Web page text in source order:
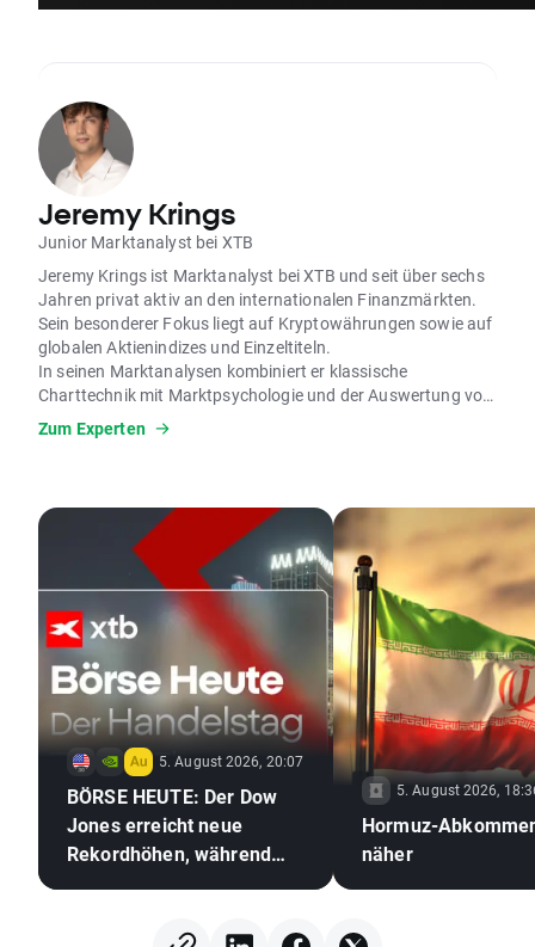
Jeremy Krings
Junior Marktanalyst bei XTB
Jeremy Krings ist Marktanalyst bei XTB und seit über sechs
Jahren privat aktiv an den internationalen Finanzmärkten.
Sein besonderer Fokus liegt auf Kryptowährungen sowie auf
globalen Aktienindizes und Einzeltiteln.
In seinen Marktanalysen kombiniert er klassische
Charttechnik mit Marktpsychologie und der Auswertung von
Stimmungsindikatoren. Sein Ziel ist es, komplexe
Marktbewegungen verständlich aufzubereiten und Tradern
nachvollziehbare Handelsansätze.
Zum Experten
5. August 2026, 20:07
BÖRSE HEUTE: Der Dow
Jones erreicht neue
Rekordhöhen, während
Abkommen zwischen den
5. August 2026,
Hormuz-
näher